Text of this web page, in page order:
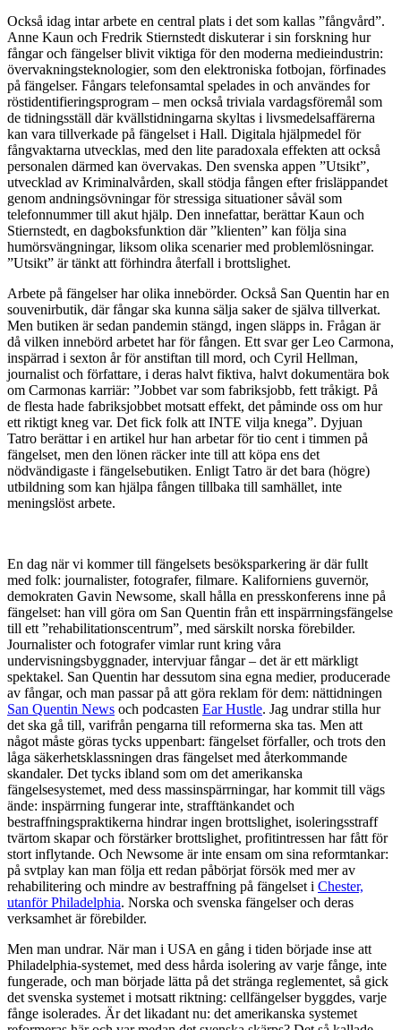
Också idag intar arbete en central plats i det som kallas ”fångvård”.
Anne Kaun och Fredrik Stiernstedt diskuterar i sin forskning hur
fångar och fängelser blivit viktiga för den moderna medieindustrin:
övervakningsteknologier, som den elektroniska fotbojan, förfinades
på fängelser. Fångars telefonsamtal spelades in och användes for
röstidentifieringsprogram – men också triviala vardagsföremål som
de tidningsställ där kvällstidningarna skyltas i livsmedelsaffärerna
kan vara tillverkade på fängelset i Hall. Digitala hjälpmedel för
fångvaktarna utvecklas, med den lite paradoxala effekten att också
personalen därmed kan övervakas. Den svenska appen ”Utsikt”,
utvecklad av Kriminalvården, skall stödja fången efter frisläppandet
genom andningsövningar för stressiga situationer såväl som
telefonnummer till akut hjälp. Den innefattar, berättar Kaun och
Stiernstedt, en dagboksfunktion där ”klienten” kan följa sina
humörsvängningar, liksom olika scenarier med problemlösningar.
”Utsikt” är tänkt att förhindra återfall i brottslighet.
Arbete på fängelser har olika innebörder. Också San Quentin har en
souvenirbutik, där fångar ska kunna sälja saker de själva tillverkat.
Men butiken är sedan pandemin stängd, ingen släpps in. Frågan är
då vilken innebörd arbetet har för fången. Ett svar ger Leo Carmona,
inspärrad i sexton år för anstiftan till mord, och Cyril Hellman,
journalist och författare, i deras halvt fiktiva, halvt dokumentära bok
om Carmonas karriär: ”Jobbet var som fabriksjobb, fett tråkigt. På
de flesta hade fabriksjobbet motsatt effekt, det påminde oss om hur
ett riktigt kneg var. Det fick folk att INTE vilja knega”. Dyjuan
Tatro berättar i en artikel hur han arbetar för tio cent i timmen på
fängelset, men den lönen räcker inte till att köpa ens det
nödvändigaste i fängelsebutiken. Enligt Tatro är det bara (högre)
utbildning som kan hjälpa fången tillbaka till samhället, inte
meningslöst arbete.
En dag när vi kommer till fängelsets besöksparkering är där fullt
med folk: journalister, fotografer, filmare. Kaliforniens guvernör,
demokraten Gavin Newsome, skall hålla en presskonferens inne på
fängelset: han vill göra om San Quentin från ett inspärrningsfängelse
till ett ”rehabilitationscentrum”, med särskilt norska förebilder.
Journalister och fotografer vimlar runt kring våra
undervisningsbyggnader, intervjuar fångar – det är ett märkligt
spektakel. San Quentin har dessutom sina egna medier, producerade
av fångar, och man passar på att göra reklam för dem: nättidningen
San Quentin News och podcasten Ear Hustle. Jag undrar stilla hur
det ska gå till, varifrån pengarna till reformerna ska tas. Men att
något måste göras tycks uppenbart: fängelset förfaller, och trots den
låga säkerhetsklassningen dras fängelset med återkommande
skandaler. Det tycks ibland som om det amerikanska
fängelsesystemet, med dess massinspärrningar, har kommit till vägs
ände: inspärrning fungerar inte, strafftänkandet och
bestraffningspraktikerna hindrar ingen brottslighet, isoleringsstraff
tvärtom skapar och förstärker brottslighet, profitintressen har fått för
stort inflytande. Och Newsome är inte ensam om sina reformtankar:
på svtplay kan man följa ett redan påbörjat försök med mer av
rehabilitering och mindre av bestraffning på fängelset i Chester,
utanför Philadelphia. Norska och svenska fängelser och deras
verksamhet är förebilder.
Men man undrar. När man i USA en gång i tiden började inse att
Philadelphia-systemet, med dess hårda isolering av varje fånge, inte
fungerade, och man började lätta på det stränga reglementet, så gick
det svenska systemet i motsatt riktning: cellfängelser byggdes, varje
fånge isolerades. Är det likadant nu: det amerikanska systemet